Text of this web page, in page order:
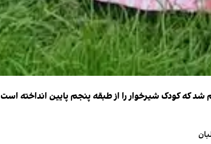
شد که کودک شیرخوار را از طبقه پنجم پایین انداخته است